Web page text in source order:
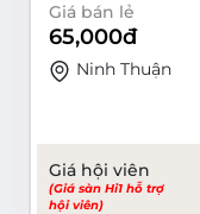
Giá bán lẻ
65,000đ
Ninh Thuận
Giá hội viên
(Giá sàn Hi1 hỗ trợ
hội viên)